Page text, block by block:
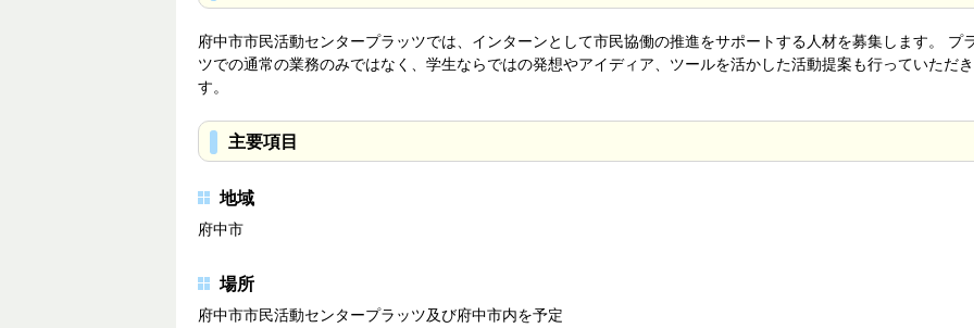
府中市市民活動センタープラッツでは、インターンとして市民協働の推進をサポートする人材を募集します。 プ
ツでの通常の業務のみではなく、学生ならではの発想やアイディア、ツールを活かした活動提案も行っていただ
す。
主要項目
地域
府中市
場所
府中市市民活動センタープラッツ及び府中市内を予定